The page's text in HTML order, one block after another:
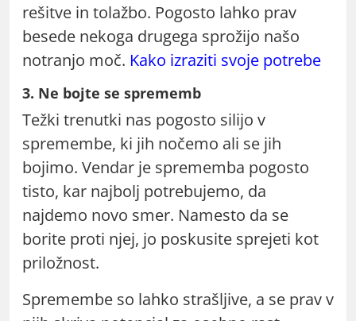
rešitve in tolažbo. Pogosto lahko prav
besede nekoga drugega sprožijo našo
notranjo moč. Kako izraziti svoje potrebe
3. Ne bojte se sprememb
Težki trenutki nas pogosto silijo v
spremembe, ki jih nočemo ali se jih
bojimo. Vendar je sprememba pogosto
tisto, kar najbolj potrebujemo, da
najdemo novo smer. Namesto da se
borite proti njej, jo poskusite sprejeti kot
priložnost.
Spremembe so lahko strašljive, a se prav v